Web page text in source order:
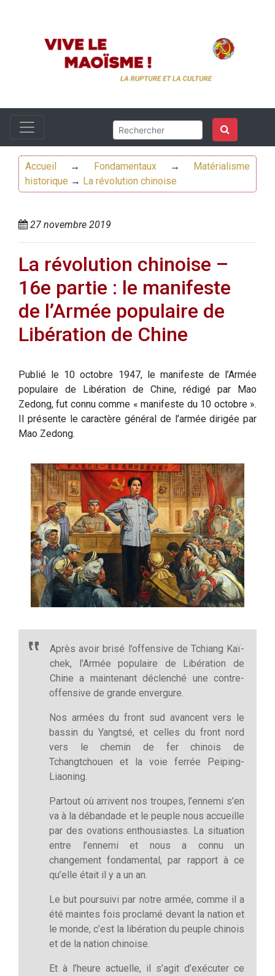
Accueil → Fondamentaux→
Matérialisme
historique → La révolution chinoise
27 novembre 2019
La révolution chinoise –
16e partie : le manifeste
de l’Armée populaire de
Libération de Chine
Publié le 10 octobre 1947, le manifeste de l’Armée
populaire de Libération de Chine, rédigé par Mao
Zedong, fut connu comme « manifeste du 10 octobre ».
Il présente le caractère général de l’armée dirigée par
Mao Zedong.
Après avoir brisé l’offensive de Tchiang Kaï-
chek, l’Armée populaire de Libération de
Chine a maintenant déclenché une contre-
offensive de grande envergure.
Nos armées du front sud avancent vers le
bassin du Yangtsé, et celles du front nord
vers le chemin de fer chinois de
Tchangtchouen et la voie ferrée Peiping-
Liaoning.
Partout où arrivent nos troupes, l’ennemi s’en
va à la débandade et le peuple nous accueille
par des ovations enthousiastes. La situation
entre l’ennemi et nous a connu un
changement fondamental, par rapport à ce
qu’elle était il y a un an.
Le but poursuivi par notre armée, comme il a
été maintes fois proclamé devant la nation et
le monde, c’est la libération du peuple chinois
et de la nation chinoise.
Et à l’heure actuelle, il s’agit d’exécuter ce